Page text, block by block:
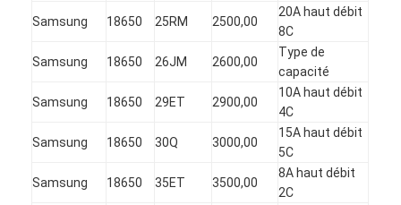
Samsung 18650 25RM 2500,00
20A haut débit
8C
Samsung 18650 26JM 2600,00
Type de
capacité
Samsung 18650 29ET 2900,00
10A haut débit
4C
Samsung 18650 30Q 3000,00
15A haut débit
5C
Samsung 18650 35ET 3500,00
8A haut débit
2C